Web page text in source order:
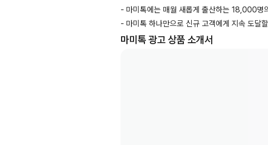
- 마미톡에는 매월 새롭게 출산하는 18,000명
- 마미톡 하나만으로 신규 고객에게 지속 도달
마미톡 광고 상품 소개서